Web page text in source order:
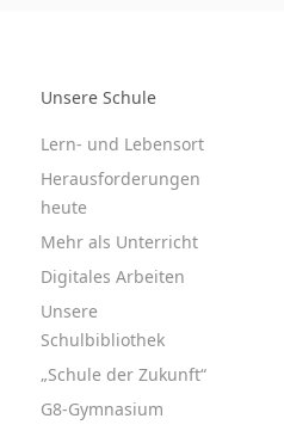
Unsere Schule
Lern- und Lebensort
Herausforderungen
heute
Mehr als Unterricht
Digitales Arbeiten
Unsere
Schulbibliothek
„Schule der Zukunft“
G8-Gymnasium